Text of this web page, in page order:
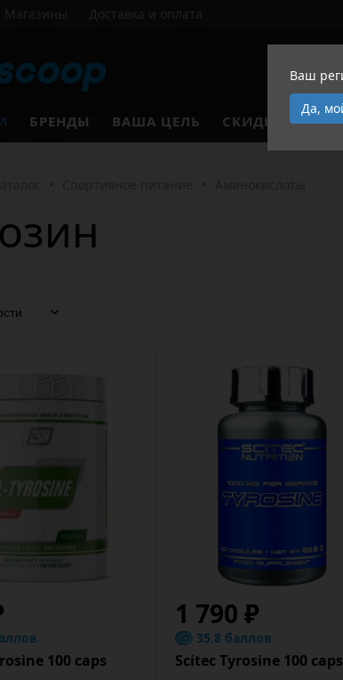
Ваш
Да,
Магазины Доставка и оплата
БРЕНДЫ ВАША ЦЕЛЬ СКИДКИ
100 caps
1 790 ₽
35.8 баллов
Scitec Tyrosine 100 caps